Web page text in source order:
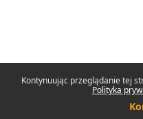
Kontynuując przeglądanie tej
Polityka